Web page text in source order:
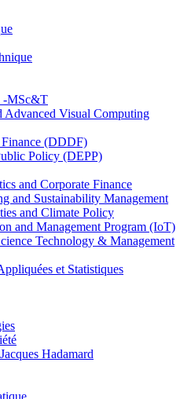
-MSc&T
Visual Computing
(DDDF)
Policy (DEPP)
and Corporate Finance
and Sustainability Management
and Climate Policy
and Management Program (IoT)
Technology & Management
et Statistiques
Hadamard